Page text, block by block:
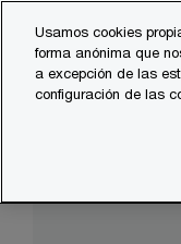
content
footer
Usamos cookies
forma anónima que
a excepción de las
configuración de las